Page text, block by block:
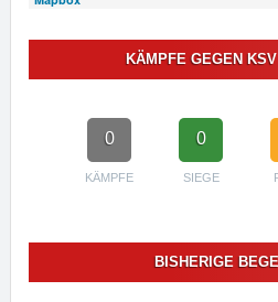
KÄMPFE GEGEN
0
KÄMPFE
0
SIEGE
BISHERIGE